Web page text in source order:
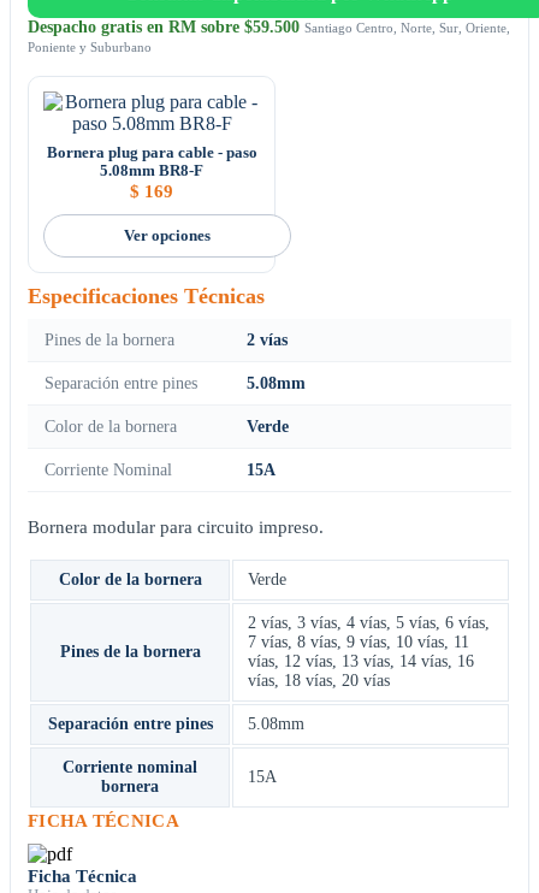
Despacho gratis en RM sobre $59.500 Santiago Centro, Norte, Sur, Oriente,
Poniente y Suburbano
Bornera plug para cable - paso
5.08mm BR8-F
$ 169
Ver opciones
Especificaciones Técnicas
Pines de la bornera 2 vías
Separación entre pines 5.08mm
Color de la bornera Verde
Corriente Nominal 15A
Bornera modular para circuito impreso.
Color de la bornera Verde
Pines de la bornera
2 vías, 3 vías, 4 vías, 5 vías, 6 vías,
7 vías, 8 vías, 9 vías, 10 vías, 11
vías, 12 vías, 13 vías, 14 vías, 16
vías, 18 vías, 20 vías
Separación entre pines 5.08mm
Corriente nominal
bornera
15A
FICHA TÉCNICA
Ficha Técnica